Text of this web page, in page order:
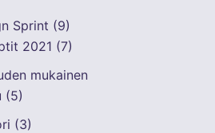
Sprint (9)
2021 (7)
mukainen
(5)
(3)